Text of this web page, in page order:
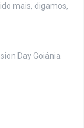
mais, digamos,
Day Goiânia